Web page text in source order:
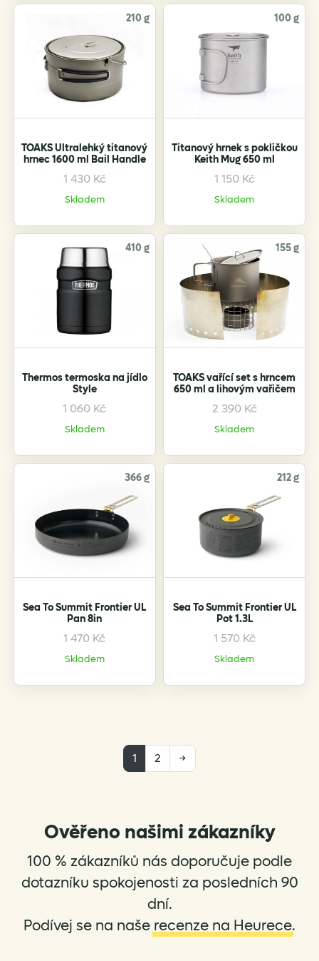
210 g
TOAKS Ultralehký titanový
hrnec 1600 ml Bail Handle
1 430 Kč
Skladem
100 g
Titanový hrnek s pokličkou
Keith Mug 650 ml
1 150 Kč
Skladem
410 g
Thermos termoska na jídlo
Style
1 060 Kč
Skladem
This
product
multiple
variants.
options
may
chosen
on
product
page
155 g
TOAKS vařící set s hrncem
650 ml a lihovým vařičem
2 390 Kč
Skladem
366 g
Sea To Summit Frontier UL
Pan 8in
1 470 Kč
Skladem
212 g
Sea To Summit Frontier UL
Pot 1.3L
1 570 Kč
Skladem
1 2 →
Ověřeno našimi zákazníky
100 % zákazníků nás doporučuje podle
dotazníku spokojenosti za posledních 90
dní.
Podívej se na naše recenze na Heurece.